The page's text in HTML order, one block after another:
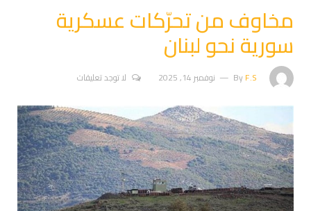
مخاوف من تحرّكات عسكرية
سورية نحو لبنان
ByF.S نوفمبر 14, 2025 لا توجد تعليقات